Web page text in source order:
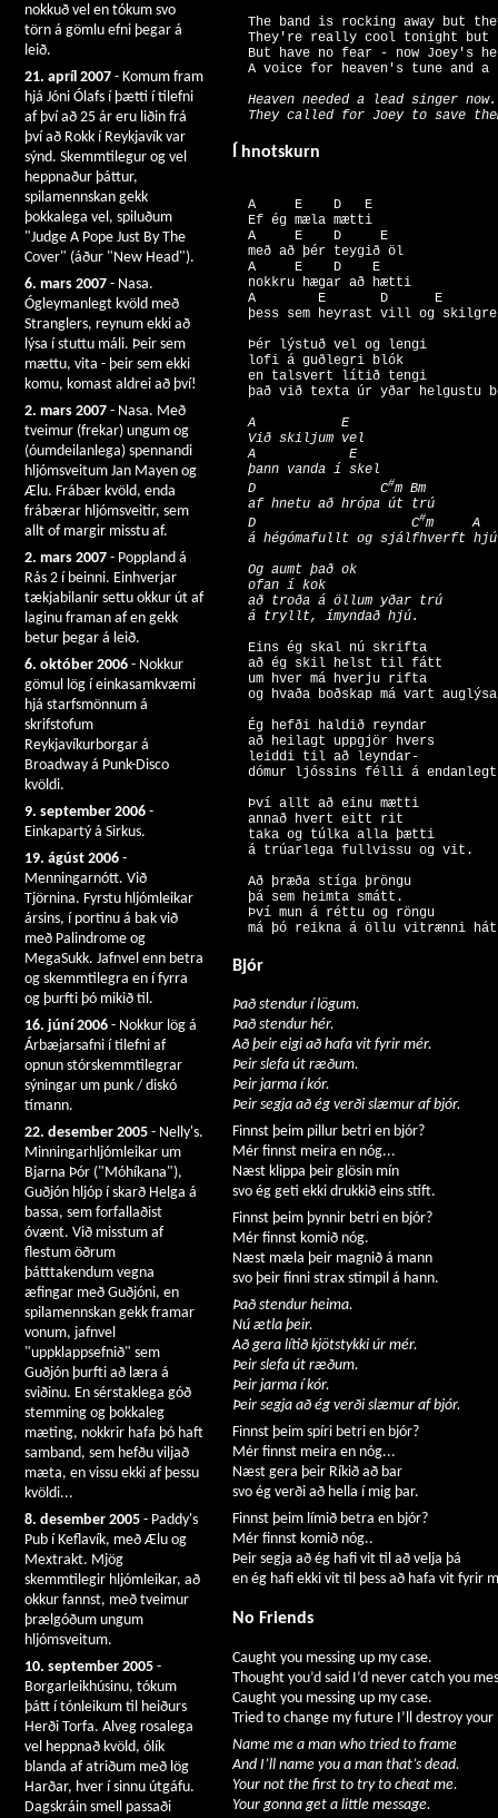
nokkuð vel en tókum svo
törn á gömlu efni þegar á
leið.
21. apríl 2007 - Komum fram
hjá Jóni Ólafs í þætti í tilefni
af því að 25 ár eru liðin frá
því að Rokk í Reykjavík var
sýnd. Skemmtilegur og vel
heppnaður þáttur,
spilamennskan gekk
þokkalega vel, spiluðum
"Judge A Pope Just By The
Cover" (áður "New Head").
6. mars 2007 - Nasa.
Ógleymanlegt kvöld með
Stranglers, reynum ekki að
lýsa í stuttu máli. Þeir sem
mættu, vita - þeir sem ekki
komu, komast aldrei að því!
2. mars 2007 - Nasa. Með
tveimur (frekar) ungum og
(óumdeilanlega) spennandi
hljómsveitum Jan Mayen og
Ælu. Frábær kvöld, enda
frábærar hljómsveitir, sem
allt of margir misstu af.
2. mars 2007 - Poppland á
Rás 2 í beinni. Einhverjar
tækjabilanir settu okkur út af
laginu framan af en gekk
betur þegar á leið.
6. október 2006 - Nokkur
gömul lög í einkasamkvæmi
hjá starfsmönnum á
skrifstofum
Reykjavíkurborgar á
Broadway á Punk-Disco
kvöldi.
9. september 2006 -
Einkapartý á Sirkus.
19. ágúst 2006 -
Menningarnótt. Við
Tjörnina. Fyrstu hljómleikar
ársins, í portinu á bak við
með Palindrome og
MegaSukk. Jafnvel enn betra
og skemmtilegra en í fyrra
og þurfti þó mikið til.
16. júní 2006 - Nokkur lög á
Árbæjarsafni í tilefni af
opnun stórskemmtilegrar
sýningar um punk / diskó
tímann.
22. desember 2005 - Nelly's.
Minningarhljómleikar um
Bjarna Þór ("Móhíkana"),
Guðjón hljóp í skarð Helga á
bassa, sem forfallaðist
óvænt. Við misstum af
flestum öðrum
þátttakendum vegna
æfingar með Guðjóni, en
spilamennskan gekk framar
vonum, jafnvel
"uppklappsefnið" sem
Guðjón þurfti að læra á
sviðinu. En sérstaklega góð
stemming og þokkaleg
mæting, nokkrir hafa þó haft
samband, sem hefðu viljað
mæta, en vissu ekki af þessu
kvöldi...
8. desember 2005 - Paddy's
Pub í Keflavík, með Ælu og
Mextrakt. Mjög
skemmtilegir hljómleikar, að
okkur fannst, með tveimur
þrælgóðum ungum
hljómsveitum.
10. september 2005 -
Borgarleikhúsinu, tókum
þátt í tónleikum til heiðurs
Herði Torfa. Alveg rosalega
vel heppnað kvöld, ólík
blanda af atriðum með lög
Harðar, hver í sinnu útgáfu.
Dagskráin smell passaði
The band is rocking away but
They're really cool tonight
But have no fear - now Joey's
Heaven needed a lead singer
Í hnotskurn
  A     E    D   E
  Ef ég mæla mætti
  A     E    D     E
  með að þér teygið öl
  A     E    D    E
  nokkru hægar að hætti
  A        E       D      E
  Þér lýstuð vel og lengi
  lofi á guðlegri blók
  en talsvert lítið tengi
  A           E
  Við skiljum vel
  A            E
  þann vanda í skel
  D                C
#m Bm
  af hnetu að hrópa út trú
  D                    C
#m     A
  Og aumt það ok
  ofan í kok
  að troða á öllum yðar trú
  Eins ég skal nú skrifta
  að ég skil helst til fátt
  um hver má hverju rifta
  Ég hefði haldið reyndar
  að heilagt uppgjör hvers
  leiddi til að leyndar-
  Því allt að einu mætti
  annað hvert eitt rit
  taka og túlka alla þætti
  Að þræða stíga þröngu
  þá sem heimta smátt.
  Því mun á réttu og röngu
Bjór
Það stendur í lögum.
Það stendur hér.
Að þeir eigi að hafa vit fyrir mér.
Þeir slefa út ræðum.
Þeir jarma í kór.
Þeir segja að ég verði slæmur af bjór.
Finnst þeim pillur betri en bjór?
Mér finnst meira en nóg...
Næst klippa þeir glösin mín
svo ég geti ekki drukkið eins stíft.
Finnst þeim þynnir betri en bjór?
Mér finnst komið nóg.
Næst mæla þeir magnið á mann
svo þeir finni strax stimpil á hann.
Það stendur heima.
Nú ætla þeir.
Að gera lítið kjötstykki úr mér.
Þeir slefa út ræðum.
Þeir jarma í kór.
Þeir segja að ég verði slæmur af bjór.
Finnst þeim spíri betri en bjór?
Mér finnst meira en nóg...
Næst gera þeir Ríkið að bar
svo ég verði að hella í mig þar.
Finnst þeim límið betra en bjór?
Mér finnst komið nóg..
Þeir segja að ég hafi vit til að velja þá
en ég hafi ekki vit til þess að hafa vit fyrir
No Friends
Caught you messing up my case.
Thought you’d said I’d never catch you
Caught you messing up my case.
Tried to change my future I’ll destroy
Name me a man who tried to frame
And I’ll name you a man that’s dead.
Your not the first to try to cheat me.
Your gonna get a little message.